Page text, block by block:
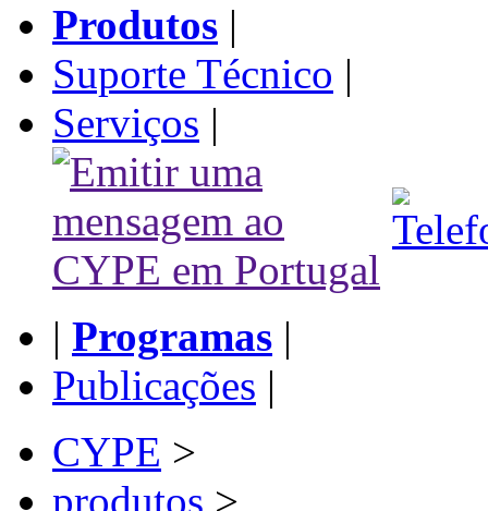
Produtos |
Suporte Técnico |
Serviços |
| Programas |
Publicações |
CYPE >
produtos >